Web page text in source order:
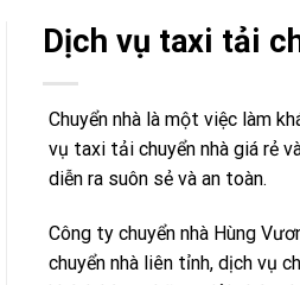
Dịch vụ taxi tải
Chuyển nhà là một việc làm
vụ taxi tải chuyển nhà giá rẻ
diễn ra suôn sẻ và an toàn.
Công ty chuyển nhà Hùng
chuyển nhà liên tỉnh, dịch vụ